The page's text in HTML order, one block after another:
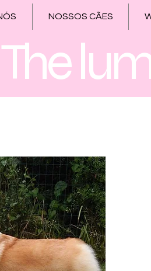
NOSSOS CÃES
The